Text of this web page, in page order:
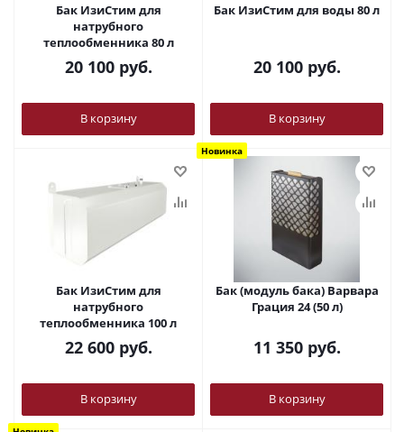
Бак ИзиСтим для
натрубного
теплообменника 80 л
20 100руб.
В корзину
Бак ИзиСтим для воды 80 л
20 100руб.
В корзину
Бак ИзиСтим для
натрубного
теплообменника 100 л
22 600руб.
В корзину
Новинка
Бак (модуль бака) Варвара
Грация 24 (50 л)
11 350руб.
В корзину